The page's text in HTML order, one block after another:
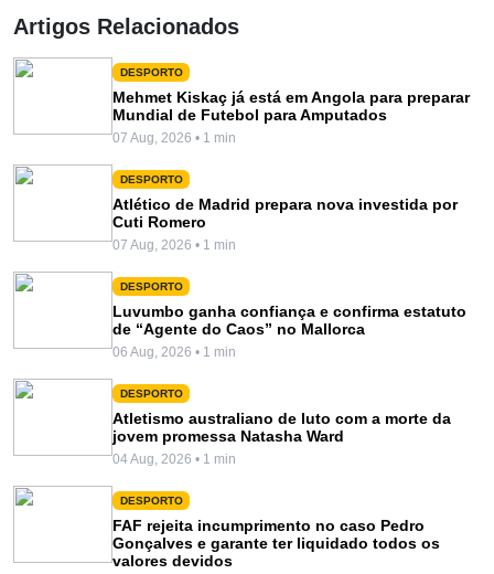
Artigos Relacionados
DESPORTO
Mehmet Kiskaç já está em Angola para preparar
Mundial de Futebol para Amputados
07 Aug, 2026 • 1 min
DESPORTO
Atlético de Madrid prepara nova investida por
Cuti Romero
07 Aug, 2026 • 1 min
DESPORTO
Luvumbo ganha confiança e confirma estatuto
de “Agente do Caos” no Mallorca
06 Aug, 2026 • 1 min
DESPORTO
Atletismo australiano de luto com a morte da
jovem promessa Natasha Ward
04 Aug, 2026 • 1 min
DESPORTO
FAF rejeita incumprimento no caso Pedro
Gonçalves e garante ter liquidado todos os
valores devidos